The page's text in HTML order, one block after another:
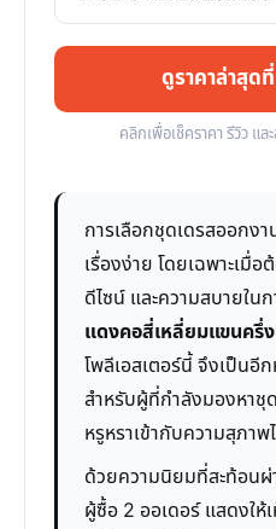
ดูราคาล่าสุ
คลิกเพื่อเช็คราคา รีวิว แ
การเลือกชุดเดรสออกง
เรื่องง่าย โดยเฉพาะเมื่
ดีไซน์ และความสบายใน
แดงคอสี่เหลี่ยมแขนครึ่
โพลีเอสเตอร์นี้ จึงเป็นอี
สำหรับผู้ที่กำลังมองหา
หรูหราเข้ากับความสุภา
ด้วยความนิยมที่สะท้อนผ่
ผู้ซื้อ 2 ออเดอร์ แสดงให้